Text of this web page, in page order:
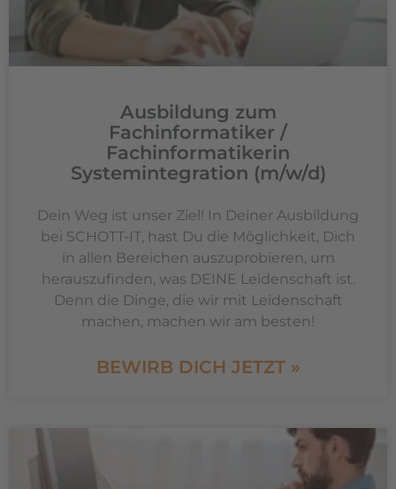
Ausbildung zum
Fachinformatiker /
Fachinformatikerin
Systemintegration (m/w/d)
Dein Weg ist unser Ziel! In Deiner Ausbildung
bei SCHOTT-IT, hast Du die Möglichkeit, Dich
in allen Bereichen auszuprobieren, um
herauszufinden, was DEINE Leidenschaft ist.
Denn die Dinge, die wir mit Leidenschaft
machen, machen wir am besten!
BEWIRB DICH JETZT »